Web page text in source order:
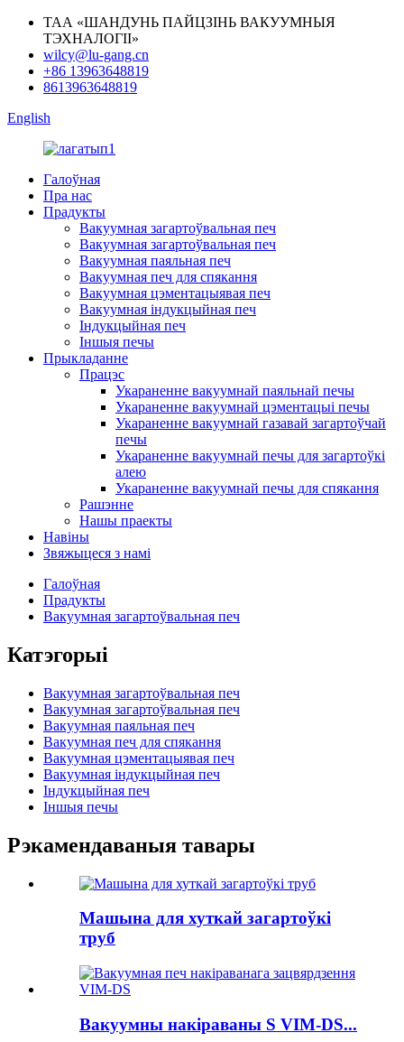
ТАА «ШАНДУНЬ ПАЙЦЗІНЬ ВАКУУМНЫЯ
ТЭХНАЛОГІІ»
wilcy@lu-gang.cn
+86 13963648819
8613963648819
English
Галоўная
Пра нас
Прадукты
Вакуумная загартоўвальная печ
Вакуумная загартоўвальная печ
Вакуумная паяльная печ
Вакуумная печ для спякання
Вакуумная цэментацыявая печ
Вакуумная індукцыйная печ
Індукцыйная печ
Іншыя печы
Прыкладанне
Працэс
Укараненне вакуумнай паяльнай печы
Укараненне вакуумнай цэментацыі печы
Укараненне вакуумнай газавай загартоўчай
печы
Укараненне вакуумнай печы для загартоўкі
алею
Укараненне вакуумнай печы для спякання
Рашэнне
Нашы праекты
Навіны
Звяжыцеся з намі
Галоўная
Прадукты
Вакуумная загартоўвальная печ
Катэгорыі
Вакуумная загартоўвальная печ
Вакуумная загартоўвальная печ
Вакуумная паяльная печ
Вакуумная печ для спякання
Вакуумная цэментацыявая печ
Вакуумная індукцыйная печ
Індукцыйная печ
Іншыя печы
Рэкамендаваныя тавары
Машына для хуткай загартоўкі
труб
Вакуумны накіраваны S VIM-DS...